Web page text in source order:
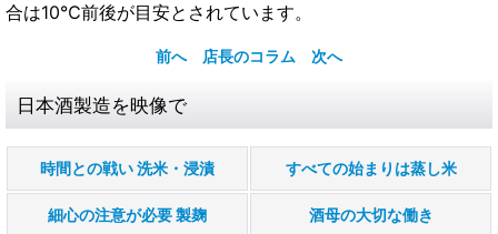
合は10℃前後が目安とされています。
前へ 店長のコラム 次へ
日本酒製造を映像で
時間との戦い 洗米・浸漬 すべての始まりは蒸し米
細心の注意が必要 製麹 酒母の大切な働き